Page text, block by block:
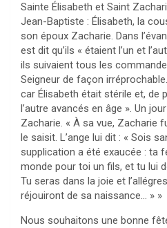
Sainte Élisabeth et Saint
Jean-Baptiste : Élisabeth, la
son époux Zacharie. Dans
est dit qu’ils « étaient l’un et
ils suivaient tous les
Seigneur de façon
car Élisabeth était stérile et, de
l’autre avancés en âge ». Un
Zacharie. « À sa vue, Zacharie
le saisit. L’ange lui dit : « Sois
supplication a été exaucée : ta
monde pour toi un fils, et tu lui
Tu seras dans la joie et
réjouiront de sa naissance… » »
Nous souhaitons une bonne